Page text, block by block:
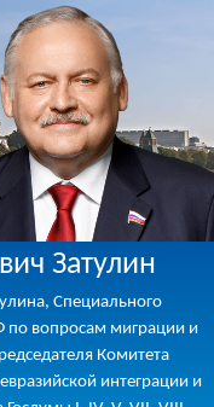
Затулин
Специального
по вопросам миграции и
Комитета
интеграции и